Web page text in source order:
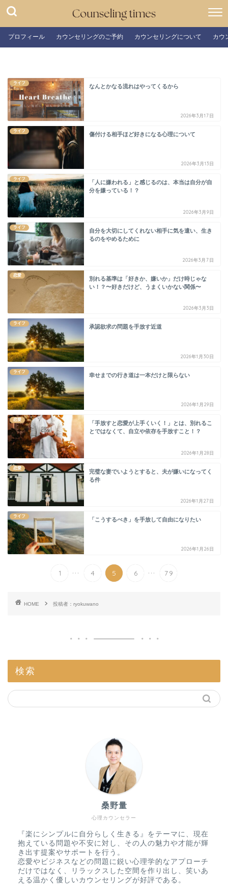
プロフィール カウンセリングのご予約 カウンセリングについて カウ
ライフ
なんとかなる流れはやってくるから
2026年3月17日
ライフ
傷付ける相手ほど好きになる心理について
2026年3月13日
ライフ
「人に嫌われる」と感じるのは、本当は自分が自
分を嫌っている！？
2026年3月9日
ライフ
自分を大切にしてくれない相手に気を遣い、生き
るのをやめるために
2026年3月7日
恋愛
別れる基準は「好きか、嫌いか」だけ時じゃな
い！？〜好きだけど、うまくいかない関係〜
2026年3月3日
ライフ
承認欲求の問題を手放す近道
2026年1月30日
ライフ
幸せまでの行き道は一本だけと限らない
2026年1月29日
恋愛
「手放すと恋愛が上手くいく！」とは、別れるこ
とではなくて、自立や依存を手放すこと！？
2026年1月28日
恋愛
完璧な妻でいようとすると、夫が嫌いになってく
る件
2026年1月27日
ライフ
「こうするべき」を手放して自由になりたい
2026年1月26日
1 ... 4 5 6 ... 79
HOME 投稿者：ryokuwano
検索
心理カウンセラー
桑野量
『楽にシンプルに自分らしく生きる』をテーマに、現在
抱えている問題や不安に対し、その人の魅力や才能が輝
き出す提案やサポートを行う。
恋愛やビジネスなどの問題に鋭い心理学的なアプローチ
だけではなく、リラックスした空間を作り出し、笑いあ
える温かく優しいカウンセリングが好評である。